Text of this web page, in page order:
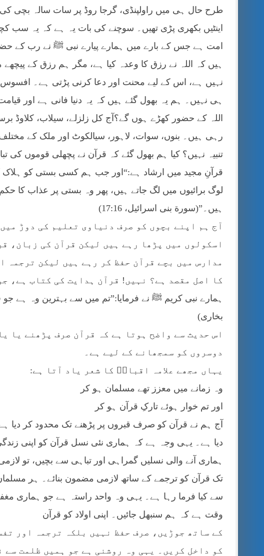
طرح حال ہی میں راولپنڈی، گرجا روڈ پر سات سالہ بچی کی
اینٹیں بکھری پڑی تھیں۔ سوچنے کی بات یہ ہے کہ یہ سب
امت ہے جس کے بارے میں ہمارے پیارے نبی ﷺ نے رب کے
ہیں کہ اللہ نے رزق کا وعدہ کیا ہے، مگر ہم رزق کے
نہیں ہے، اس کے لیے محنت اور دعا کرنی پڑتی ہے۔
ہی نہیں۔ ہم یہ بھول گئے ہیں کہ یہ دنیا فانی ہے
اللہ کے حضور کھڑے ہوں گے؟آج کل زلزلے، سیلاب، کلاوڈ
رہی ہیں۔ بنوں، سوات، لاہور، سیالکوٹ اور ملک کے
تنبیہ نہیں؟ کیا ہم بھول گئے کہ قرآن نے پچھلی قوموں کی
قرآنِ مجید میں ارشاد ہے:“اور جب ہم کسی بستی کو ہلاک
لوگ برائیوں میں لگ جاتے ہیں، پھر وہ بستی پر عذاب کا
ہیں۔”(سورة بنی اسرائیل، 17:16)
آج ہم اپنے بچوں کو صرف دنیاوی تعلیم کی دوڑ
اسکولوں میں پڑھا رہے ہیں لیکن قرآن کی زبان،
مدارس میں بچے قرآن حفظ کر رہے ہیں لیکن ترجمہ
کا اصل مقصد ہے؟ نہیں! قرآن ہدایت کی کتاب ہے،
ہمارے نبی کریم ﷺ نے فرمایا:”تم میں سے بہترین وہ ہے
بخاری)
اس حدیث سے واضح ہوتا ہے کہ قرآن صرف پڑھنے یا
دوسروں کو سمجھانے کے لیے ہے۔
یہاں مجھے علامہ اقبالؒ کا شعر یاد آتا ہے:
وہ زمانے میں معزز تھے مسلمان ہو کر
اور تم خوار ہوئے تارکِ قرآن ہو کر
آج ہم نے قرآن کو صرف قبروں پر پڑھنے تک محدود کر دیا
دیا ہے۔ یہی وجہ ہے کہ ہماری نئی نسل قرآن کو اپنی
ہماری آنے والی نسلیں گمراہی اور تباہی سے بچیں، تو
تک قرآن کو ترجمے کے ساتھ لازمی مضمون بنائے۔ ہر
سے کیا فرما رہا ہے۔ یہی وہ واحد راستہ ہے جو ہماری
وقت ہے کہ ہم سنبھل جائیں۔ اپنی اولاد کو قرآن
کے ساتھ جوڑیں، صرف حفظ نہیں بلکہ ترجمہ اور
کو داخل کریں۔ یہی وہ روشنی ہے جو ہمیں ظلمت سے